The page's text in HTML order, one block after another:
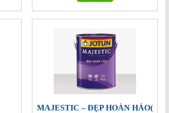
MAJESTIC – ĐẸP HOÀN HẢO(